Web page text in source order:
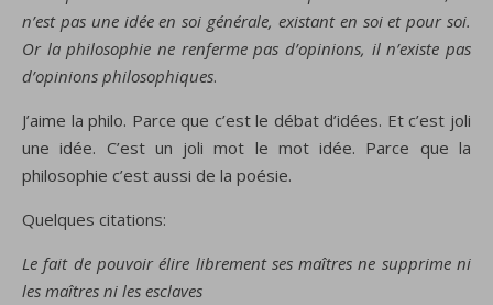
n’est pas une idée en soi générale, existant en soi et pour soi.
Or la philosophie ne renferme pas d’opinions, il n’existe pas
d’opinions philosophiques.
J’aime la philo. Parce que c’est le débat d’idées. Et c’est joli
une idée. C’est un joli mot le mot idée. Parce que la
philosophie c’est aussi de la poésie.
Quelques citations:
Le fait de pouvoir élire librement ses maîtres ne supprime ni
les maîtres ni les esclaves